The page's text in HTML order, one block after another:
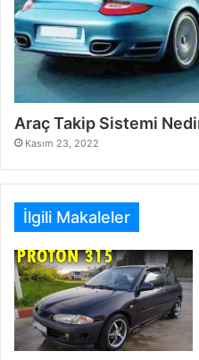
Araç Takip Sistemi
Kasım 23, 2022
İlgili Makaleler